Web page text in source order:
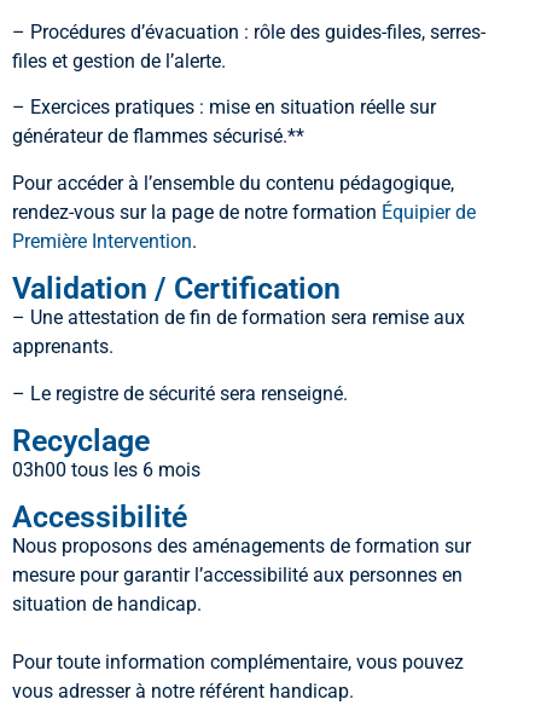
– Procédures d’évacuation : rôle des guides-files, serres-
files et gestion de l’alerte.
– Exercices pratiques : mise en situation réelle sur
générateur de flammes sécurisé.**
Pour accéder à l’ensemble du contenu pédagogique,
rendez-vous sur la page de notre formation Équipier de
Première Intervention.
Validation / Certification
– Une attestation de fin de formation sera remise aux
apprenants.
– Le registre de sécurité sera renseigné.
Recyclage
03h00 tous les 6 mois
Accessibilité
Nous proposons des aménagements de formation sur
mesure pour garantir l’accessibilité aux personnes en
situation de handicap.
Pour toute information complémentaire, vous pouvez
vous adresser à notre référent handicap.